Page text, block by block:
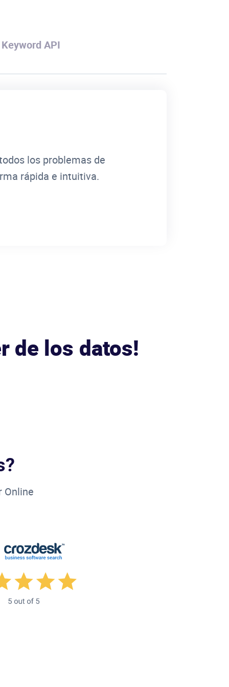
Keyword API
los problemas de
rápida e intuitiva.
de los datos!
Online